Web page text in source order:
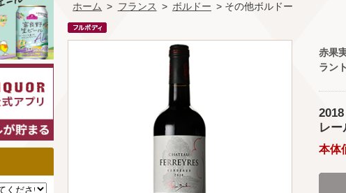
ホーム > フランス > ボルドー > その他ボルドー
赤果
ラン
レ
本体